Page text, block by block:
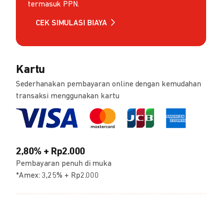
termasuk PPN.
CEK SIMULASI BIAYA
Kartu
Sederhanakan pembayaran online dengan kemudahan
transaksi menggunakan kartu
2,80% + Rp2.000
Pembayaran penuh di muka
*Amex: 3,25% + Rp2.000